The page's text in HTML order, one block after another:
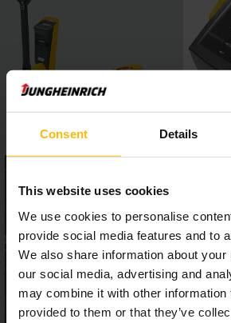
Consent Details
This website uses cookies
We use cookies to personalise
provide social media features and to
We also share information about
our social media, advertising and
may combine it with other information
provided to them or that they’ve